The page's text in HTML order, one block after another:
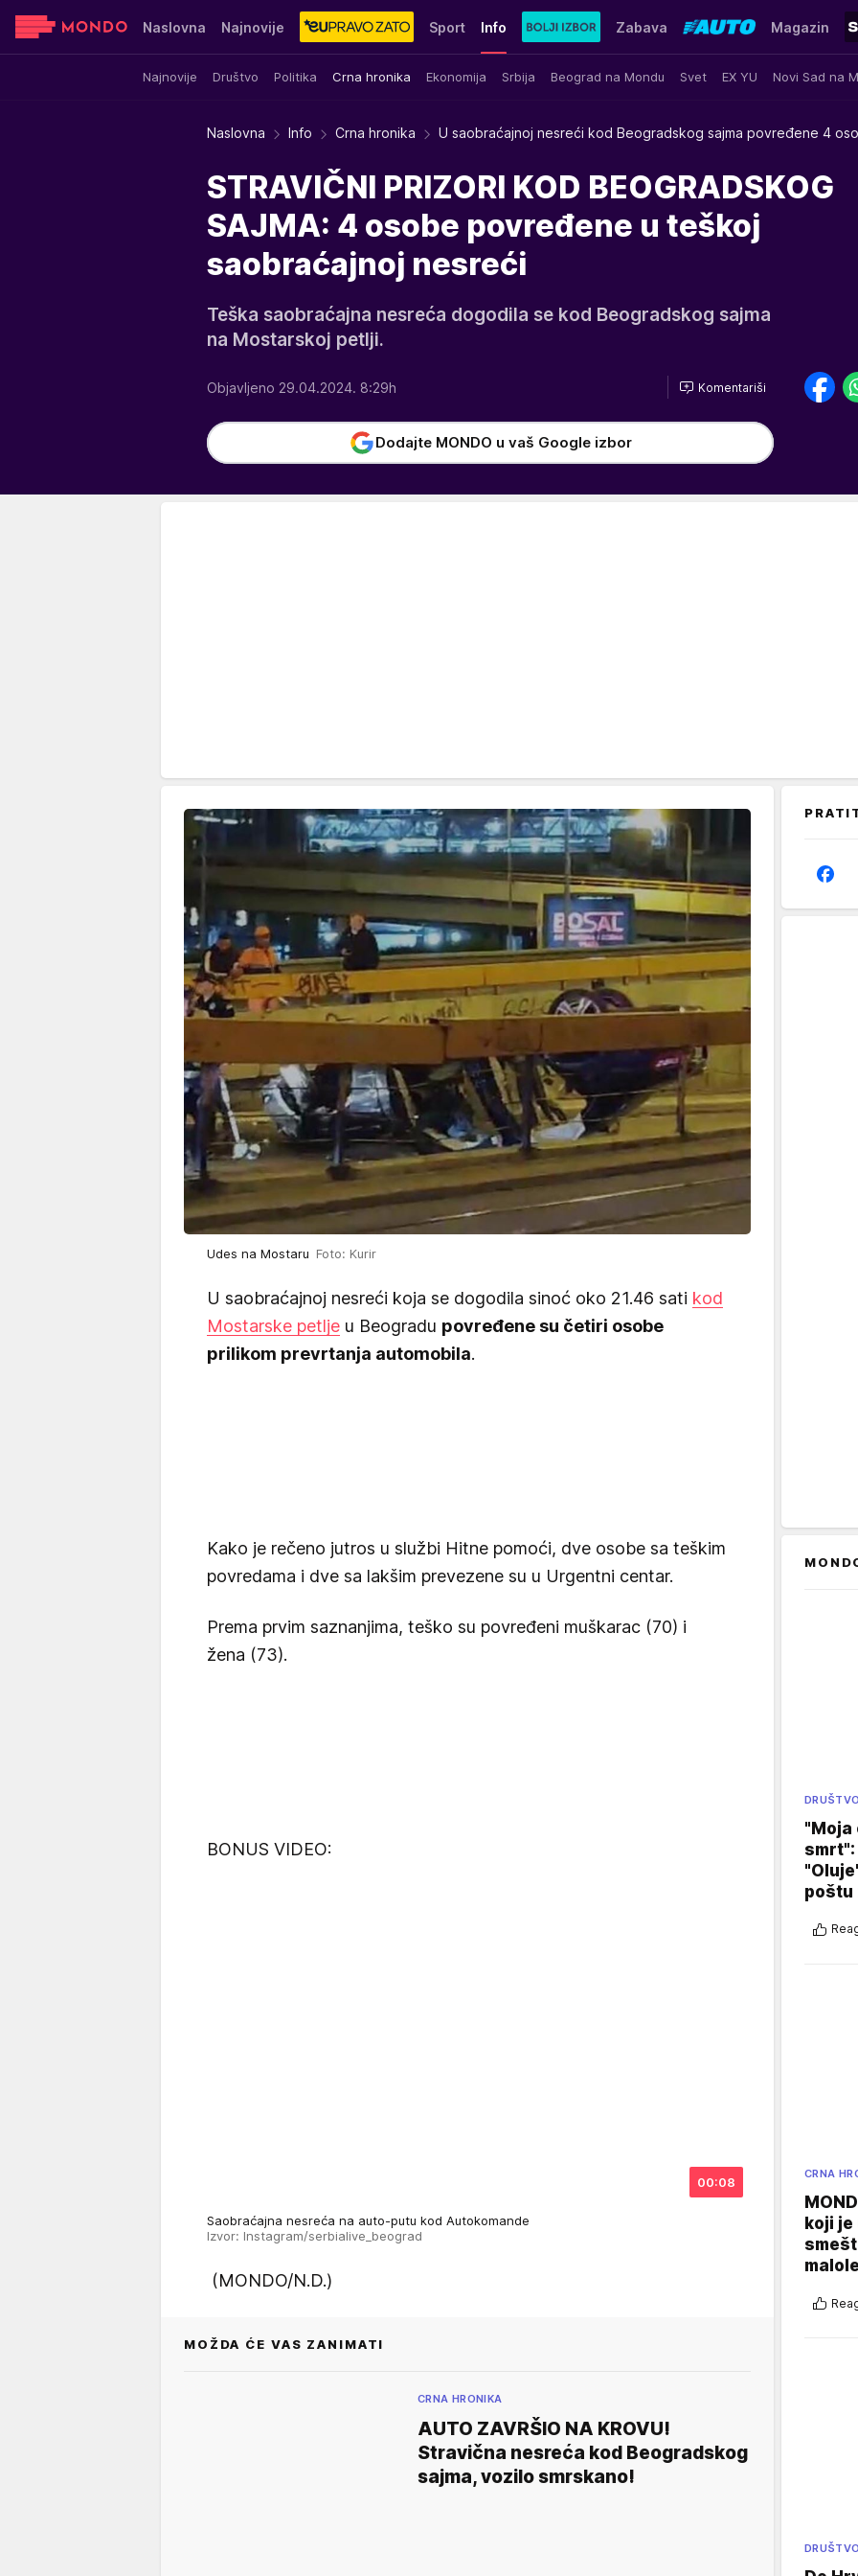
Naslovna Najnovije Sport Info
Najnovije Društvo Politika Crna hronika Ekonomija Srbija Beograd na Mondu Svet EX YU Novi Sad na
Zabava Magazin
Sensa Stvar ukusa Yumama
Naslovna Info Crna hronika U saobraćajnoj nesreći kod Beogradskog sajma povređene 4
STRAVIČNI PRIZORI KOD BEOGRADSKOG
SAJMA: 4 osobe povređene u teškoj
saobraćajnoj nesreći
Teška saobraćajna nesreća dogodila se kod Beogradskog sajma
na Mostarskoj petlji.
Objavljeno 29.04.2024. 8:29h Komentariši
Dodajte MONDO u vaš Google izbor
Udes na Mostaru Foto: Kurir
U saobraćajnoj nesreći koja se dogodila sinoć oko 21.46 sati kod
Mostarske petlje u Beogradu povređene su četiri osobe
prilikom prevrtanja automobila.
Kako je rečeno jutros u službi Hitne pomoći, dve osobe sa teškim
povredama i dve sa lakšim prevezene su u Urgentni centar.
Prema prvim saznanjima, teško su povređeni muškarac (70) i
žena (73).
BONUS VIDEO:
00:08
Saobraćajna nesreća na auto-putu kod Autokomande
Izvor: Instagram/serbialive_beograd
(MONDO/N.D.)
MOŽDA ĆE VAS ZANIMATI
CRNA HRONIKA
AUTO ZAVRŠIO NA KROVU!
Stravična nesreća kod Beogradskog
sajma, vozilo smrskano!
DRUŠTVO
"Moja
poštu
CRNA
koji
DRUŠTVO